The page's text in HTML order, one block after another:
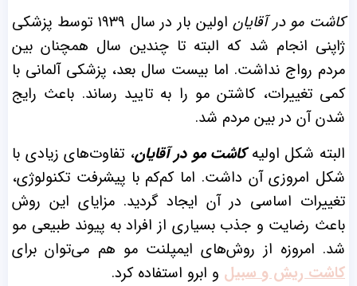
کاشت مو در آقایان
اولین بار در سال ۱۹۳۹ توسط پزشکی
ژاپنی انجام شد که البته تا چندین سال همچنان بین
مردم رواج نداشت. اما بیست سال بعد، پزشکی آلمانی با
کمی تغییرات، کاشتن مو را به تایید رساند. باعث رایج
شدن آن در بین مردم شد.
البته شکل اولیهکاشت مو در آقایان، تفاوت‌‌های زیادی با
شکل امروزی آن داشت. اما کم‌کم با پیشرفت تکنولوژی،
تغییرات اساسی در آن ایجاد گردید. مزایای این روش
باعث رضایت و جذب بسیاری از افراد به پیوند طبیعی مو
شد. امروزه از روش‌‌های ایمپلنت مو هم می‌توان برای
کاشت ریش و سبیل و ابرو استفاده کرد.